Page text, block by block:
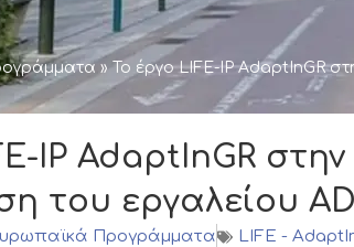
»Το έργο LIFE-IP AdaptInGR
IP AdaptInGR
του εργαλείου
Προγράμματα
LIFE -